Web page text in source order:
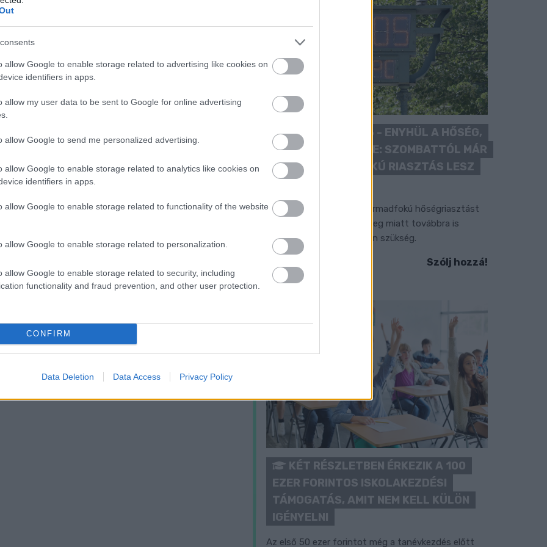
allow Google to enable storage related to advertising like cookies on
identifiers in apps.
allow my user data to be sent to Google for online advertising
allow Google to send me personalized advertising.
allow Google to enable storage related to analytics like cookies on
identifiers in apps.
allow Google to enable storage related to functionality of the website
allow Google to enable storage related to personalization.
allow Google to enable storage related to security, including
functionality and fraud prevention, and other user protection.
CONFIRM
Data Deletion Data Access Privacy Policy
a munkaerőpiacon, aki hajlandó arra,
magát. A pénz természetesen hatalmas
az adott területen, annál zsírosabb állásokat
KÁNIKULA 2026 - ENYHÜL A HŐSÉG,
DE MÉG NINCS VÉGE: SZOMBATTÓL MÁR
“CSAK” MÁSODFOKÚ RIASZTÁS LESZ
A július vége óta tartó harmadfokú hőségriasztást
mérséklik, de a tartós meleg miatt továbbra is
fokozott óvatosságra van szükség.
Szólj hozzá!
KÉT RÉSZLETBEN ÉRKEZIK A 100
EZER FORINTOS ISKOLAKEZDÉSI
TÁMOGATÁS, AMIT NEM KELL KÜLÖN
IGÉNYELNI
Az első 50 ezer forintot még a tanévkezdés előtt